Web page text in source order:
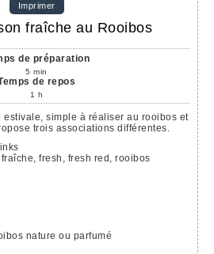
Imprimer
fraîche au Rooibos
de préparation
5 min
de repos
1 h
trois associations différentes.
fresh, fresh red, rooibos
nature ou parfumé